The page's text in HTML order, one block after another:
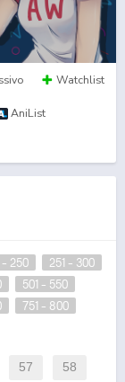
Watchlist
AniList
- 250
251 - 300
501 - 550
751 - 800
57 58